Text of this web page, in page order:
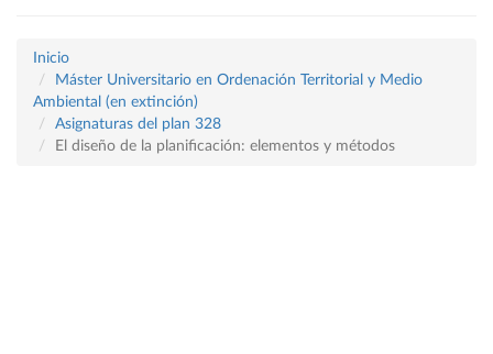
Inicio
Máster Universitario en Ordenación Territorial y Medio
Ambiental (en extinción)
Asignaturas del plan 328
El diseño de la planificación: elementos y métodos